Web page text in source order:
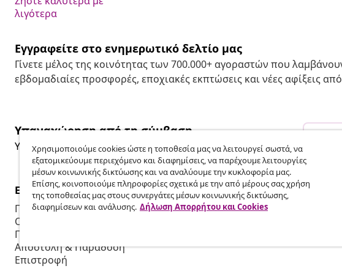
λιγότερα
Εγγραφείτε στο ενημερωτικό δελτίο μας
Γίνετε μέλος της κοινότητας των 700.000+ αγοραστών που
εβδομαδιαίες προσφορές, εποχιακές εκπτώσεις και νέες αφίξεις
Υπαναχώρηση από τη σύμβαση
Υποβάλετε αίτημα υπαναχώρησης για την παραγγελία σας.
Εξυπηρέτηση πελατών
Παρακολουθήστε την παραγγελία σας
Ο λογαριασμός μου
Πληρωμή
Αποστολή & Παράδοση
Επιστροφή
Επιχείρηση
Πρόγραμμα Συνεργατών
Χρησιμοποιούμε cookies ώστε η τοποθεσία μας να λειτουργεί σωστά, να
εξατομικεύουμε περιεχόμενο και διαφημίσεις, να παρέχουμε λειτουργίες
μέσων κοινωνικής δικτύωσης και να αναλύουμε την κυκλοφορία μας.
Επίσης, κοινοποιούμε πληροφορίες σχετικά με την από μέρους σας χρήση
της τοποθεσίας μας στους συνεργάτες μέσων κοινωνικής δικτύωσης,
διαφημίσεων και ανάλυσης. Δήλωση Απορρήτου και Cookies